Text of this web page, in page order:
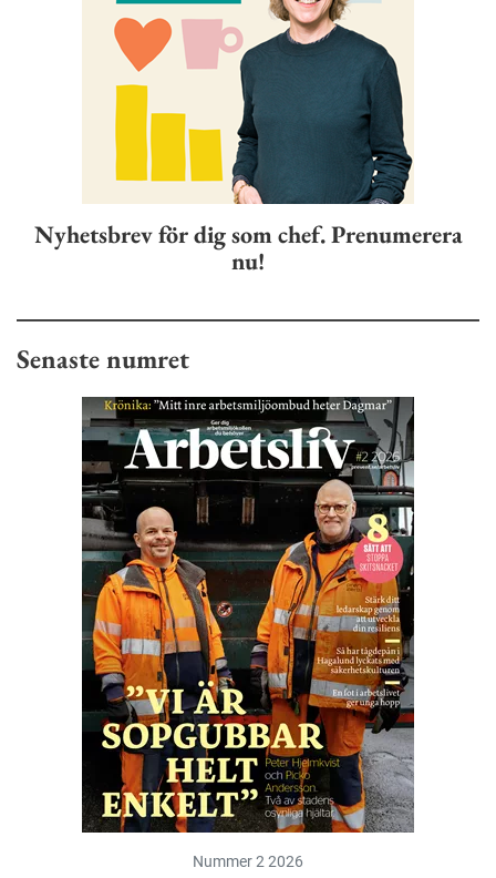
Nyhetsbrev för dig som chef. Prenumerera
nu!
Senaste numret
Nummer 2 2026